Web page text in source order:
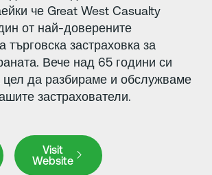
че Great West Casualty
от най-доверените
търговска застраховка за
Вече над 65 години си
цел да разбираме и обслужваме
застрахователи.
Visit
Website
Visit Website